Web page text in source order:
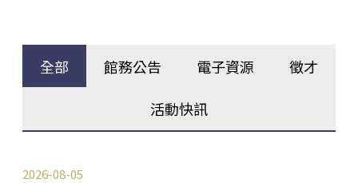
全部 館務公告 電子資源 徵才
活動快訊
2026-08-05